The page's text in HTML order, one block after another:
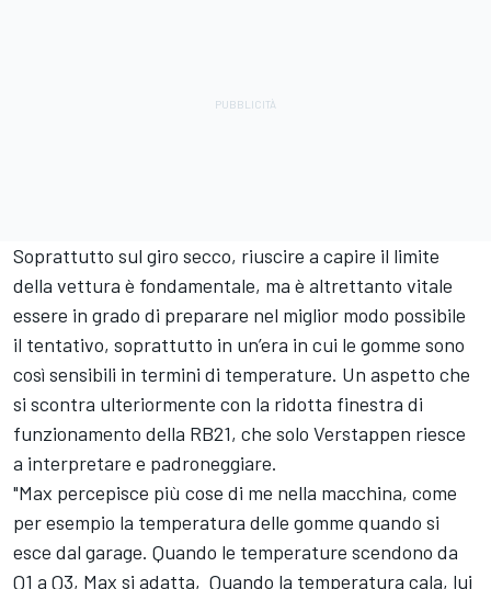
Soprattutto sul giro secco, riuscire a capire il limite
della vettura è fondamentale, ma è altrettanto vitale
essere in grado di preparare nel miglior modo possibile
il tentativo, soprattutto in un’era in cui le gomme sono
così sensibili in termini di temperature. Un aspetto che
si scontra ulteriormente con la ridotta finestra di
funzionamento della RB21, che solo Verstappen riesce
a interpretare e padroneggiare.
"Max percepisce più cose di me nella macchina, come
per esempio la temperatura delle gomme quando si
esce dal garage. Quando le temperature scendono da
Q1 a Q3, Max si adatta, Quando la temperatura cala, lui